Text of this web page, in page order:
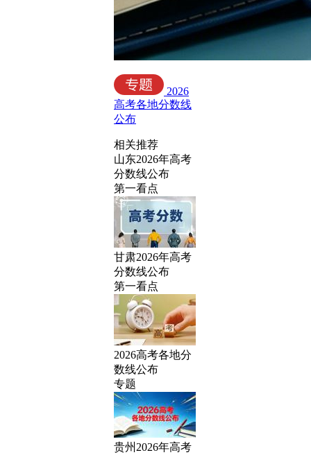
2026
高考各地分数线
公布
相关推荐
山东2026年高考
分数线公布
第一看点
甘肃2026年高考
分数线公布
第一看点
2026高考各地分
数线公布
专题
贵州2026年高考